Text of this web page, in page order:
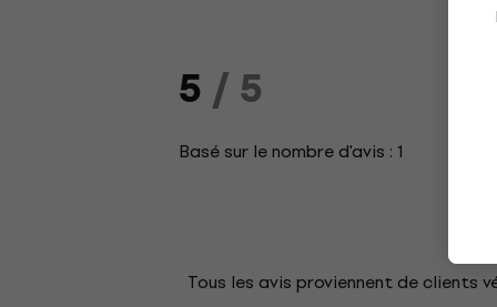
5/ 5
Basé sur le nombre d'avis : 1
Tous les avis proviennent de clients